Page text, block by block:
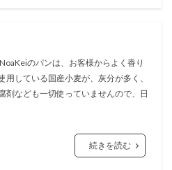
のパンは、お客様からよく香り
している国産小麦が、灰分が多く、
剤なども一切使っていませんので、日
続きを読む